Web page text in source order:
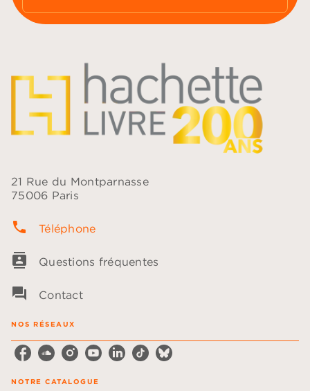
21 Rue du Montparnasse
75006 Paris
phone Téléphone
contacts Questions fréquentes
question_answer Contact
NOS RÉSEAUX
NOTRE CATALOGUE